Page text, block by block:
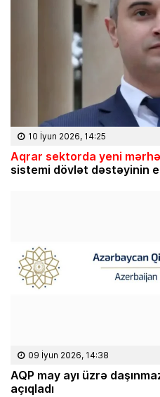
10 İyun 2026, 14:25
Aqrar sektorda yeni
sistemi dövlət dəstəyinin
09 İyun 2026, 14:38
AQP may ayı üzrə
açıqladı